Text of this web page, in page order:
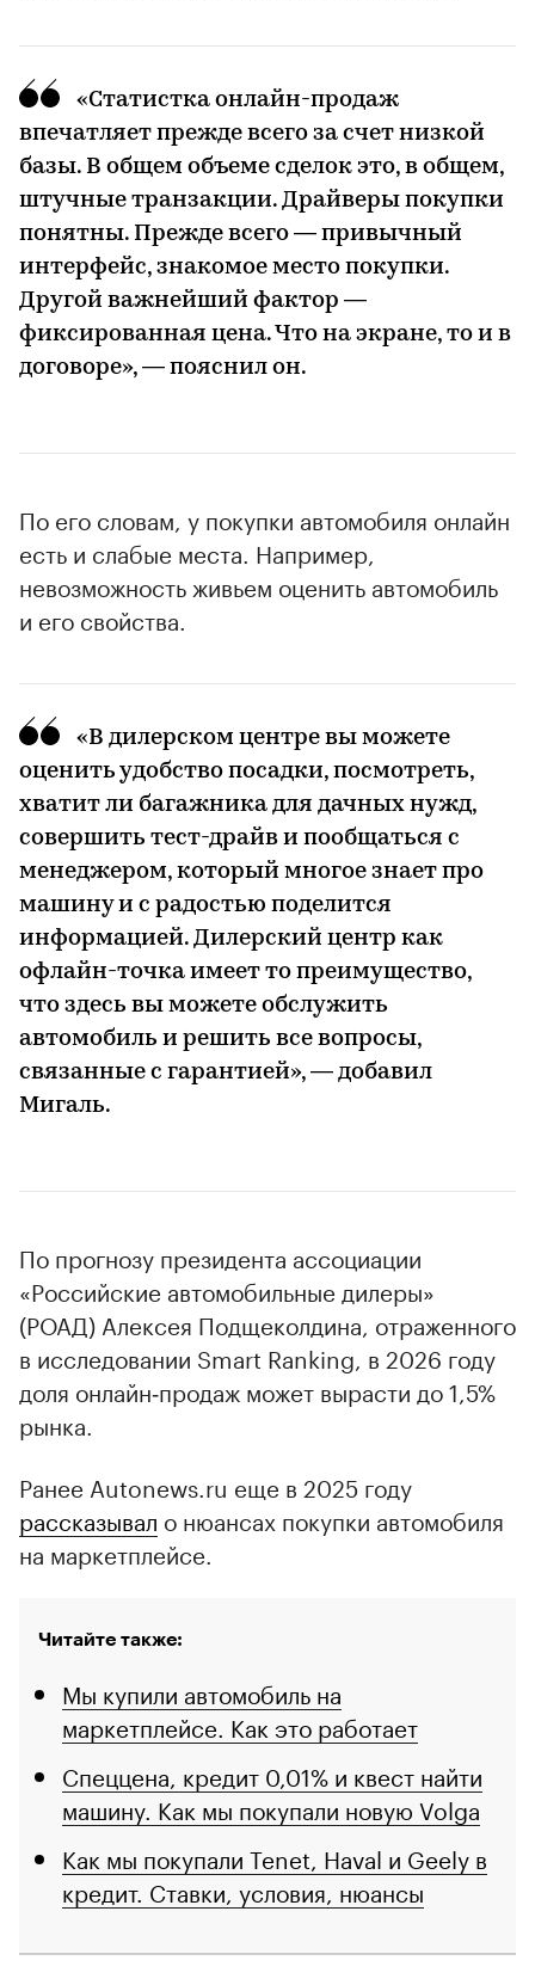
«Статистка онлайн-продаж
впечатляет прежде всего за счет низкой
базы. В общем объеме сделок это, в общем,
штучные транзакции. Драйверы покупки
понятны. Прежде всего — привычный
интерфейс, знакомое место покупки.
Другой важнейший фактор —
фиксированная цена. Что на экране, то и в
договоре», — пояснил он.
По его словам, у покупки автомобиля онлайн
есть и слабые места. Например,
невозможность живьем оценить автомобиль
и его свойства.
«В дилерском центре вы можете
оценить удобство посадки, посмотреть,
хватит ли багажника для дачных нужд,
совершить тест-драйв и пообщаться с
менеджером, который многое знает про
машину и с радостью поделится
информацией. Дилерский центр как
офлайн-точка имеет то преимущество,
что здесь вы можете обслужить
автомобиль и решить все вопросы,
связанные с гарантией», — добавил
Мигаль.
По прогнозу президента ассоциации
«Российские автомобильные дилеры»
(РОАД) Алексея Подщеколдина, отраженного
в исследовании Smart Ranking, в 2026 году
доля онлайн‑продаж может вырасти до 1,5%
рынка.
Ранее Autonews.ru еще в 2025 году
рассказывал о нюансах покупки автомобиля
на маркетплейсе.
Читайте также:
Мы купили автомобиль на
маркетплейсе. Как это работает
Спеццена, кредит 0,01% и квест найти
машину. Как мы покупали новую Volga
Как мы покупали Tenet, Haval и Geely в
кредит. Ставки, условия, нюансы